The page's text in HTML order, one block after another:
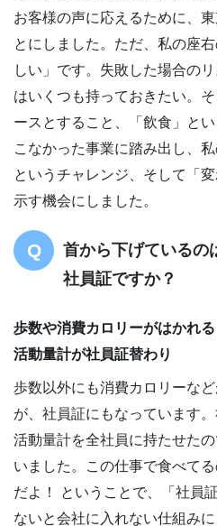
お客様の声に応えるために、
とにしました。ただ、私の座
しい」です。失敗した場合の
はいくつも持っておきたい。
ースとすること、「飲食」と
こなかった事業に踏み出し、
というチャレンジ、そして「
示す機会にしました。
首から下げているの
社員証ですか？
歩数や消費カロリーがはかれる
活動量計が社員証替わり
歩数以外にも消費カロリーなど
が、社員証にもなっています
活動量計を全社員に持たせた
いました。この仕事で食べて
だよ！ ということで、「社員
ないと会社に入れない仕組みに